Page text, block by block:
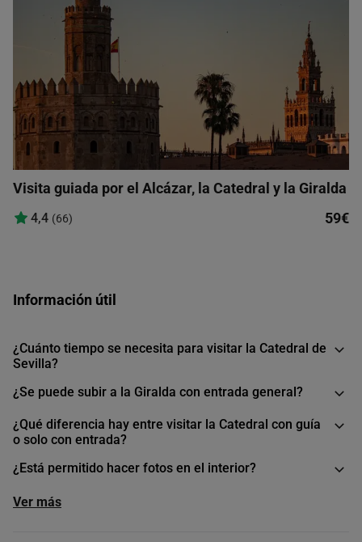
Visita guiada por el Alcázar, la Catedral y la Giralda
4,4 (66) 59€
Información útil
¿Cuánto tiempo se necesita para visitar la Catedral de
Sevilla?
¿Se puede subir a la Giralda con entrada general?
¿Qué diferencia hay entre visitar la Catedral con guía
o solo con entrada?
¿Está permitido hacer fotos en el interior?
Ver más